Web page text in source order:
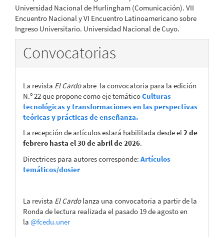
Universidad Nacional de Hurlingham (Comunicación). VII
Encuentro Nacional y VI Encuentro Latinoamericano sobre
Ingreso Universitario. Universidad Nacional de Cuyo.
Convocatorias
La revista El Cardoabre la convocatoria para la edición
N.º 22 que propone como eje temáticoCulturas
tecnológicas y transformaciones en las perspectivas
teóricas y prácticas de enseñanza.
La recepción de artículos estará habilitada desde el2 de
febrero hasta el 30 de abril de 2026.
Directrices para autores corresponde: Artículos
temáticos/dosier
La revista El Cardolanza una convocatoria a partir de la
Ronda de lectura realizada el pasado 19 de agosto en
la @fcedu.uner